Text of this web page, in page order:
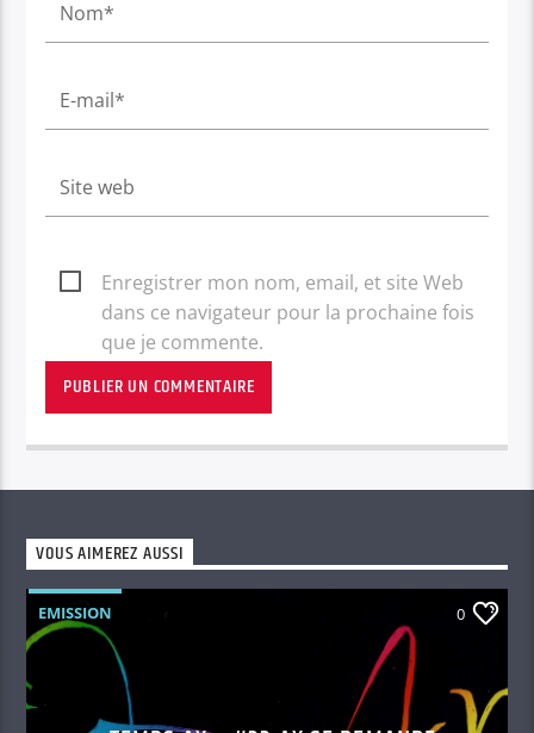
Enregistrer mon nom, email, et site Web
dans ce navigateur pour la prochaine fois
que je commente.
VOUS AIMEREZ AUSSI
EMISSION 0